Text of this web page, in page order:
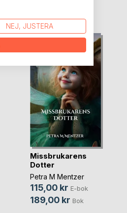
Missbrukarens
Dotter
Petra M Mentzer
115,00 kr E-bok
189,00 kr Bok
NEJ, JUSTERA